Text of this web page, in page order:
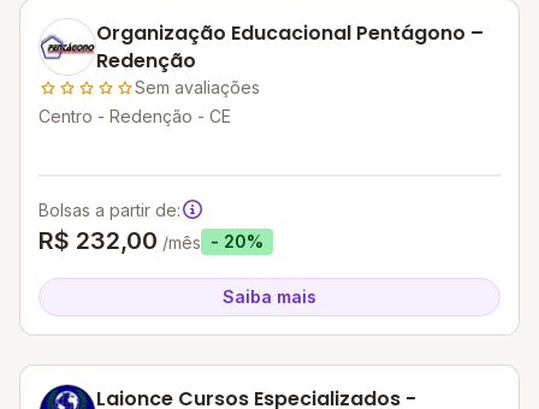
Organização Educacional Pentágono –
Redenção
Sem avaliações
Centro - Redenção - CE
Bolsas a partir de:
R$ 232,00 /mês - 20%
Saiba mais
Laionce Cursos Especializados -